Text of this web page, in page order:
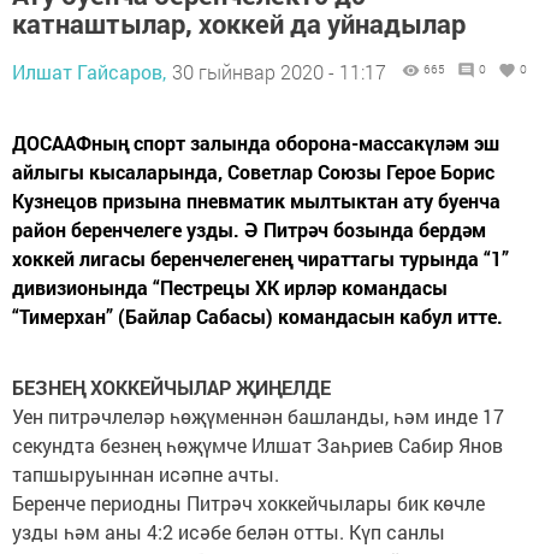
катнаштылар, хоккей да уйнадылар
Илшат Гайсаров, 30 гыйнвар 2020 - 11:17 665 0 0
ДОСААФның спорт залында оборона-массакүләм эш
айлыгы кысаларында, Советлар Союзы Герое Борис
Кузнецов призына пневматик мылтыктан ату буенча
район беренчелеге узды. Ә Питрәч бозында бердәм
хоккей лигасы беренчелегенең чираттагы турында “1”
дивизионында “Пестрецы ХК ирләр командасы
“Тимерхан” (Байлар Сабасы) командасын кабул итте.
БЕЗНЕҢ ХОККЕЙЧЫЛАР ҖИҢЕЛДЕ
Уен питрәчлеләр һөҗүменнән башланды, һәм инде 17
секундта безнең һөҗүмче Илшат Заһриев Сабир Янов
тапшыруыннан исәпне ачты.
Беренче периодны Питрәч хоккейчылары бик көчле
узды һәм аны 4:2 исәбе белән отты. Күп санлы